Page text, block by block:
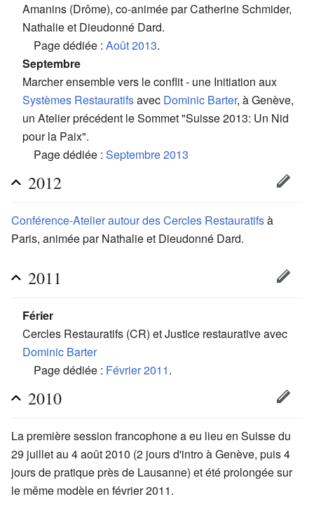
Amanins (Drôme), co-animée par Catherine Schmider,
Nathalie et Dieudonné Dard.
Page dédiée : Août 2013.
Septembre
Marcher ensemble vers le conflit - une Initiation aux
Systèmes Restauratifsavec Dominic Barter, à Genève,
un Atelier précédent le Sommet "Suisse 2013: Un Nid
pour la Paix".
Page dédiée : Septembre 2013
2012
Conférence-Atelier autour des Cercles Restauratifsà
Paris, animée par Nathalie et Dieudonné Dard.
2011
Férier
Cercles Restauratifs (CR) et Justice restaurative avec
Dominic Barter
Page dédiée : Février 2011.
2010
La première session francophone a eu lieu en Suisse du
29 juillet au 4 août 2010 (2 jours d'intro à Genève, puis 4
jours de pratique près de Lausanne) et été prolongée sur
le même modèle en février 2011.